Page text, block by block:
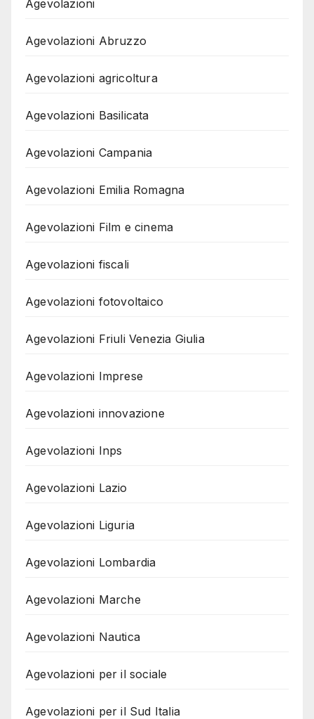
Agevolazioni
Agevolazioni Abruzzo
Agevolazioni agricoltura
Agevolazioni Basilicata
Agevolazioni Campania
Agevolazioni Emilia Romagna
Agevolazioni Film e cinema
Agevolazioni fiscali
Agevolazioni fotovoltaico
Agevolazioni Friuli Venezia Giulia
Agevolazioni Imprese
Agevolazioni innovazione
Agevolazioni Inps
Agevolazioni Lazio
Agevolazioni Liguria
Agevolazioni Lombardia
Agevolazioni Marche
Agevolazioni Nautica
Agevolazioni per il sociale
Agevolazioni per il Sud Italia